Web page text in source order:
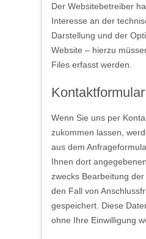
Der Websitebetreiber
Interesse an der
Darstellung und der
Website – hierzu
Files erfasst werden.
Kontaktformular
Wenn Sie uns per
zukommen lassen,
aus dem
Ihnen dort
zwecks Bearbeitung
den Fall von
gespeichert. Diese
ohne Ihre Einwilligung